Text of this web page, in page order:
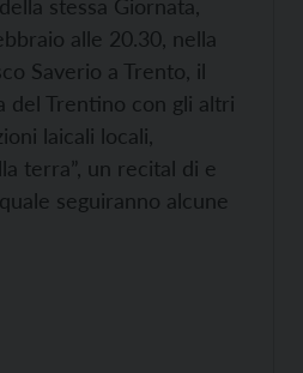
stessa Giornata,
alle 20.30, nella
Saverio a Trento, il
del Trentino con gli altri
laicali locali,
terra”, un recital di e
seguiranno alcune